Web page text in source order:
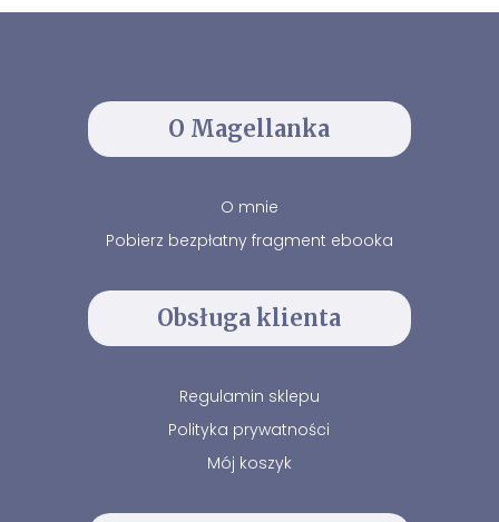
O Magellanka
O mnie
Pobierz bezpłatny fragment ebooka
Obsługa klienta
Regulamin sklepu
Polityka prywatności
Mój koszyk